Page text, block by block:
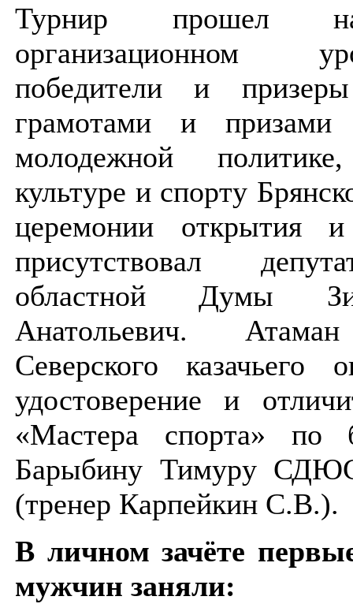
Турнир прошел
организационном
победители и
грамотами и призами
молодежной
культуре и спорту
церемонии открытия и
присутствовал
областной Думы
Анатольевич.
Северского казачьего
удостоверение и
«Мастера спорта» по
Барыбину Тимуру
(тренер Карпейкин С.В.).
В личном зачёте
мужчин заняли: